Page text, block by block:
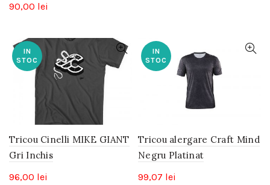
90,00 lei
IN
STOC
Tricou Cinelli MIKE GIANT
Gri Inchis
96,00 lei
IN
STOC
Tricou alergare Craft Mind
Negru Platinat
99,07 lei